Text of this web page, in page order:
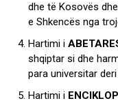
dhe të Kosovës
e Shkencës nga
Hartimi i
shqiptar si dhe
para universitar
Hartimi i